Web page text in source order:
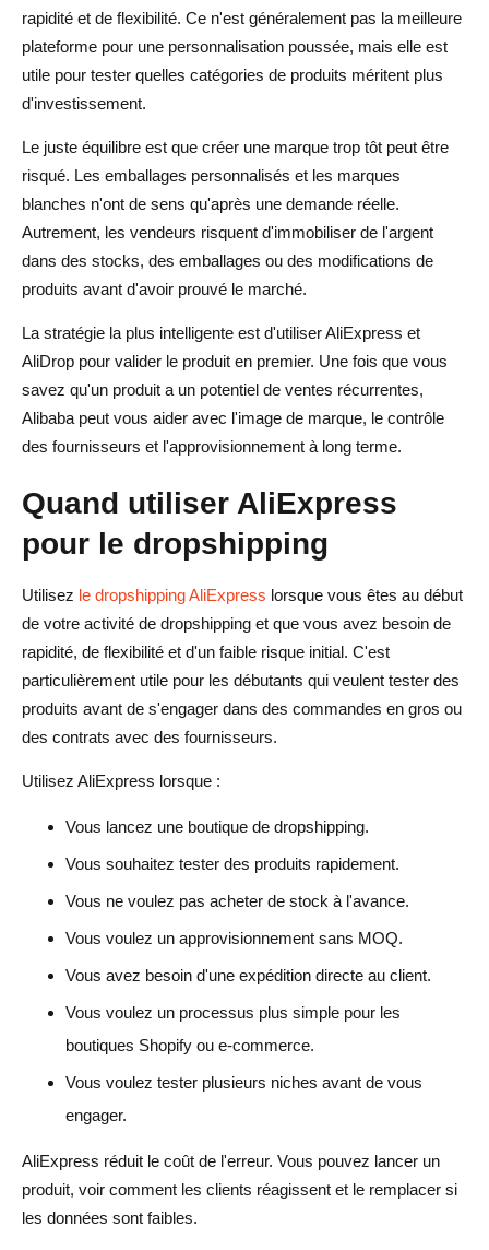
rapidité et de flexibilité. Ce n'est généralement pas la meilleure
plateforme pour une personnalisation poussée, mais elle est
utile pour tester quelles catégories de produits méritent plus
d'investissement.
Le juste équilibre est que créer une marque trop tôt peut être
risqué. Les emballages personnalisés et les marques
blanches n'ont de sens qu'après une demande réelle.
Autrement, les vendeurs risquent d'immobiliser de l'argent
dans des stocks, des emballages ou des modifications de
produits avant d'avoir prouvé le marché.
La stratégie la plus intelligente est d'utiliser AliExpress et
AliDrop pour valider le produit en premier. Une fois que vous
savez qu'un produit a un potentiel de ventes récurrentes,
Alibaba peut vous aider avec l'image de marque, le contrôle
des fournisseurs et l'approvisionnement à long terme.
Quand utiliser AliExpress
pour le dropshipping
Utilisez le dropshipping AliExpress lorsque vous êtes au début
de votre activité de dropshipping et que vous avez besoin de
rapidité, de flexibilité et d'un faible risque initial. C'est
particulièrement utile pour les débutants qui veulent tester des
produits avant de s'engager dans des commandes en gros ou
des contrats avec des fournisseurs.
Utilisez AliExpress lorsque :
Vous lancez une boutique de dropshipping.
Vous souhaitez tester des produits rapidement.
Vous ne voulez pas acheter de stock à l'avance.
Vous voulez un approvisionnement sans MOQ.
Vous avez besoin d'une expédition directe au client.
Vous voulez un processus plus simple pour les
boutiques Shopify ou e-commerce.
Vous voulez tester plusieurs niches avant de vous
engager.
AliExpress réduit le coût de l'erreur. Vous pouvez lancer un
produit, voir comment les clients réagissent et le remplacer si
les données sont faibles.